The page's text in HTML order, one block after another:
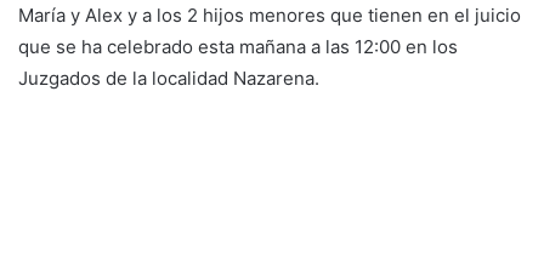
María y Alex y a los 2 hijos menores que tienen en el juicio
que se ha celebrado esta mañana a las 12:00 en los
Juzgados de la localidad Nazarena.